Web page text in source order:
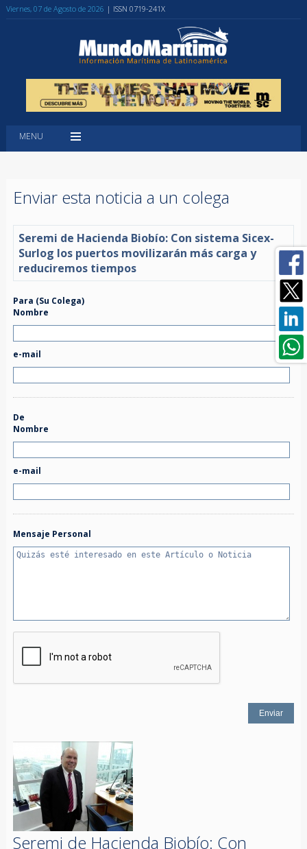
Viernes, 07 de Agosto de 2026 | ISSN 0719-241X
MENU
Enviar esta noticia a un colega
Seremi de Hacienda Biobío: Con sistema Sicex-
Surlog los puertos movilizarán más carga y
reduciremos tiempos
Para (Su Colega)
Nombre
e-mail
De
Nombre
e-mail
Mensaje Personal
Seremi de Hacienda Biobío: Con